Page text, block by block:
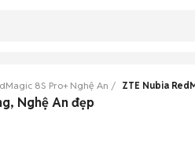
8S Pro+ Nghệ An ZTE Nubia
Nghệ An đẹp